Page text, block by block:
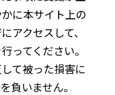
に本サイト上の
アクセスして、
ってください。
て被った損害に
負いません。